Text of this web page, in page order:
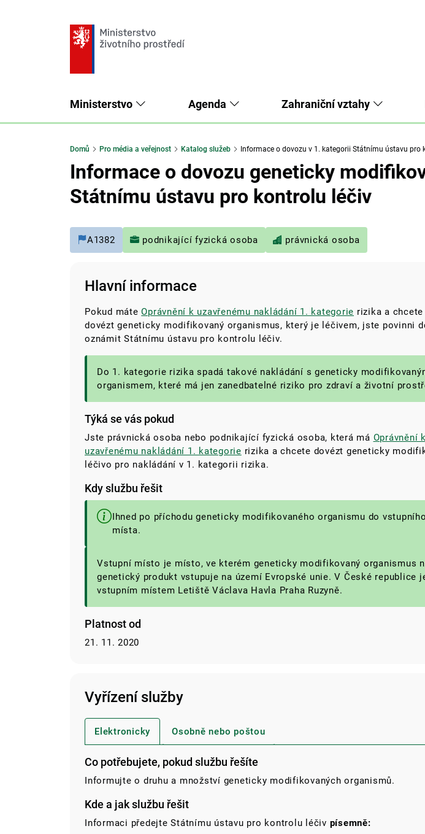
Ministerstvo Agenda Zahraniční vztahy
Domů Pro média a veřejnost Katalog služeb Informace o dovozu v 1. kategorii Státnímu ústavu pro
Informace o dovozu geneticky
Státnímu ústavu pro kontrolu léčiv
A1382 podnikající fyzická osoba právnická osoba
Hlavní informace
Pokud máteOprávnění k uzavřenému nakládání 1. kategorie rizika a chcete
dovézt geneticky modifikovaný organismus, který je léčivem, jste povinni
oznámit Státnímu ústavu pro kontrolu léčiv.
Do 1. kategorie rizika spadá takové nakládání s geneticky
organismem, které má jen zanedbatelné riziko pro zdraví a životní
Týká se vás pokud
Jste právnická osoba nebo podnikající fyzická osoba, která má Oprávnění k
uzavřenému nakládání 1. kategorie rizika a chcete dovézt geneticky
léčivo pro nakládání v 1. kategorii rizika.
Kdy službu řešit
Ihned po příchodu geneticky modifikovaného organismu do vstupního
místa.
Vstupní místo je místo, ve kterém geneticky modifikovaný organismus
genetický produkt vstupuje na území Evropské unie. V České republice
vstupním místem Letiště Václava Havla Praha Ruzyně.
Platnost od
21. 11. 2020
Vyřízení služby
Elektronicky Osobně nebo poštou
Co potřebujete, pokud službu řešíte
Informujte o druhu a množství geneticky modifikovaných organismů.
Kde a jak službu řešit
Informaci předejte Státnímu ústavu pro kontrolu léčiv písemně: